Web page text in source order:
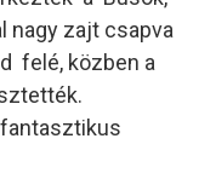
nagy zajt csapva
felé, közben a